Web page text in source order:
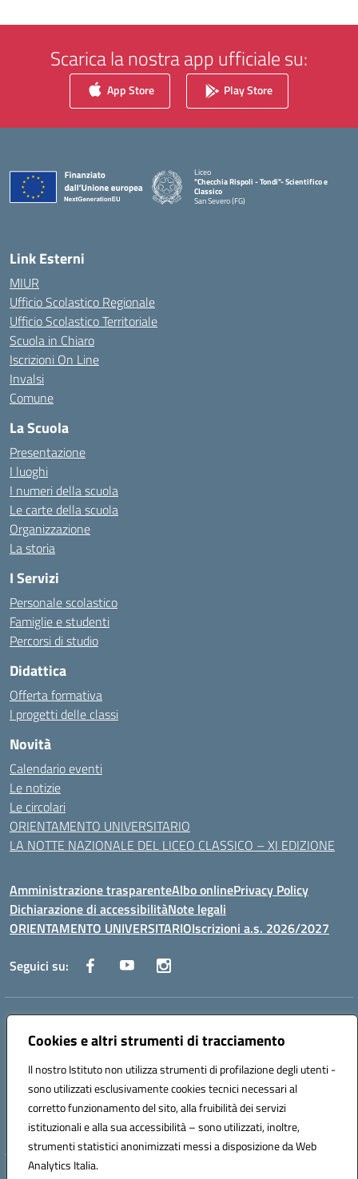
Cookies e altri strumenti di tracciamento
Il nostro Istituto non utilizza strumenti di profilazione degli utenti -
sono utilizzati esclusivamente cookies tecnici necessari al
corretto funzionamento del sito, alla fruibilità dei servizi
istituzionali e alla sua accessibilità – sono utilizzati, inoltre,
strumenti statistici anonimizzati messi a disposizione da Web
Analytics Italia.
Scarica la nostra app ufficiale su:
App Store Play Store
Liceo
"Checchia Rispoli - Tondi"- Scientifico e
Classico
San Severo (FG)
Link Esterni
MIUR
Ufficio Scolastico Regionale
Ufficio Scolastico Territoriale
Scuola in Chiaro
Iscrizioni On Line
Invalsi
Comune
La Scuola
Presentazione
I luoghi
I numeri della scuola
Le carte della scuola
Organizzazione
La storia
I Servizi
Personale scolastico
Famiglie e studenti
Percorsi di studio
Didattica
Offerta formativa
I progetti delle classi
Novità
Calendario eventi
Le notizie
Le circolari
ORIENTAMENTO UNIVERSITARIO
LA NOTTE NAZIONALE DEL LICEO CLASSICO – XI EDIZIONE
Amministrazione trasparenteAlbo onlinePrivacy Policy
Dichiarazione di accessibilitàNote legali
ORIENTAMENTO UNIVERSITARIOIscrizioni a.s. 2026/2027
Seguici su:
Indirizzo:
Centralino:0882 331218 Email:fgps210002@istruzione.it
Codice fiscale: 93071630714
Codice meccanografico:
FGPS210002
Codice unico di fatturazione (CUF): UF7W9K